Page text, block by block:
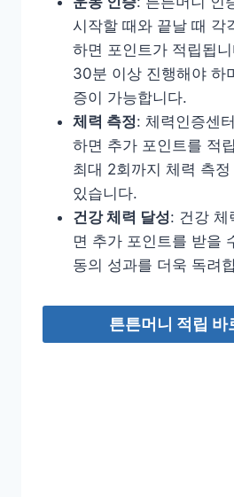
시작할 때와 끝날 때 각
하면 포인트가 적립됩
30분 이상 진행해야 하
증이 가능합니다.
체력 측정: 체력인증센
하면 추가 포인트를 적
최대 2회까지 체력 측
있습니다.
건강 체력 달성: 건강 체
면 추가 포인트를 받을
동의 성과를 더욱 독려
튼튼머니 적립 바